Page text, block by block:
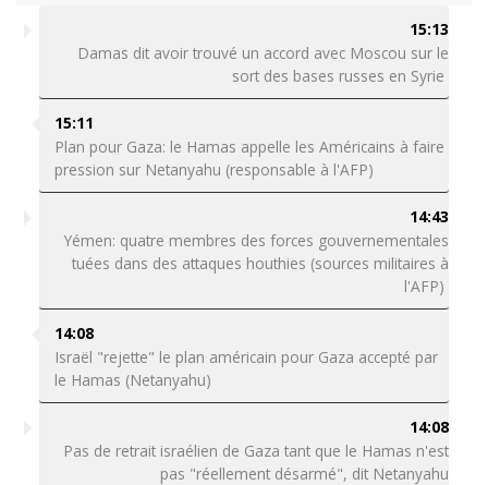
15:13
Damas dit avoir trouvé un accord avec Moscou sur le
sort des bases russes en Syrie
15:11
Plan pour Gaza: le Hamas appelle les Américains à faire
pression sur Netanyahu (responsable à l'AFP)
14:43
Yémen: quatre membres des forces gouvernementales
tuées dans des attaques houthies (sources militaires à
l'AFP)
14:08
Israël "rejette" le plan américain pour Gaza accepté par
le Hamas (Netanyahu)
14:08
Pas de retrait israélien de Gaza tant que le Hamas n'est
pas "réellement désarmé", dit Netanyahu